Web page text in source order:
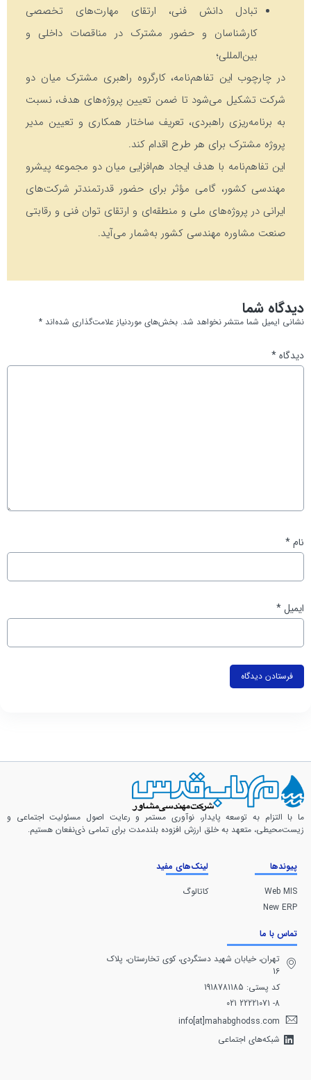
تبادل دانش فنی، ارتقای مهارت‌های تخصصی
کارشناسان و حضور مشترک در مناقصات داخلی و
بین‌المللی؛
در چارچوب این تفاهم‌نامه، کارگروه راهبری مشترک میان دو
شرکت تشکیل می‌شود تا ضمن تعیین پروژه‌های هدف، نسبت
به برنامه‌ریزی راهبردی، تعریف ساختار همکاری و تعیین مدیر
پروژه مشترک برای هر طرح اقدام کند.
این تفاهم‌نامه با هدف ایجاد هم‌افزایی میان دو مجموعه پیشرو
مهندسی کشور، گامی مؤثر برای حضور قدرتمندتر شرکت‌های
ایرانی در پروژه‌های ملی و منطقه‌ای و ارتقای توان فنی و رقابتی
صنعت مشاوره مهندسی کشور به‌شمار می‌آید.
دیدگاه شما
نشانی ایمیل شما منتشر نخواهد شد. بخش‌های موردنیاز علامت‌گذاری شده‌اند *
دیدگاه*
نام*
ایمیل*
ما با التزام به توسعه پایدار، نوآوری مستمر و رعایت اصول مسئولیت اجتماعی و
زیست‌محیطی، متعهد به خلق ارزش افزوده بلندمدت برای تمامی ذی‌نفعان هستیم.
پیوندها
Web MIS
New ERP
لینک‌های مفید
کاتالوگ
تماس با ما
تهران، خيابان شهيد دستگردی، كوی تخارستان، پلاک
16
کد پستی: 1918781185
8- 22221071 021
info[at]mahabghodss.com
شبکه‌های اجتماعی